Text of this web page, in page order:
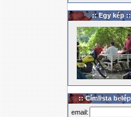
:: Egy kép ::
:: Címlista
email: